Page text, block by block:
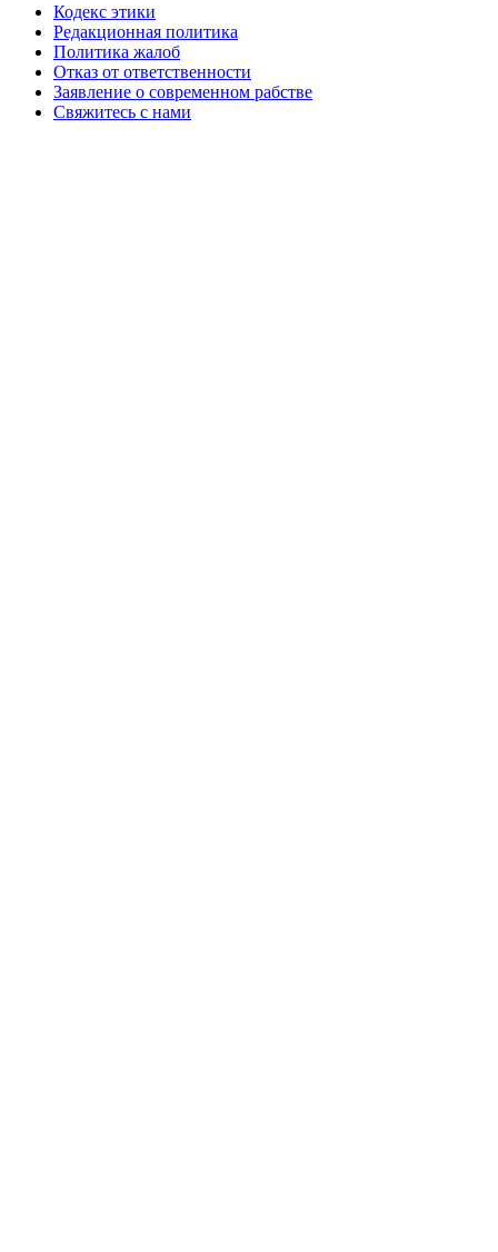
Кодекс этики
Редакционная политика
Политика жалоб
Отказ от ответственности
Заявление о современном рабстве
Свяжитесь с нами